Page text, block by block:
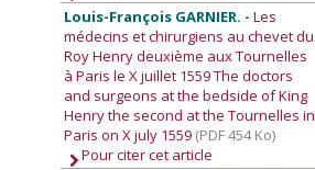
Louis-François GARNIER. -Les
médecins et chirurgiens au chevet du
Roy Henry deuxième aux Tournelles
à Paris le X juillet 1559 The doctors
and surgeons at the bedside of King
Henry the second at the Tournelles in
Paris on X july 1559 (PDF 454 Ko)
Pour citer cet article